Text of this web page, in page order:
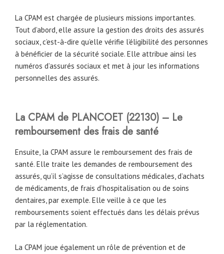
La CPAM est chargée de plusieurs missions importantes.
Tout d’abord, elle assure la gestion des droits des assurés
sociaux, c’est-à-dire qu’elle vérifie l’éligibilité des personnes
à bénéficier de la sécurité sociale. Elle attribue ainsi les
numéros d’assurés sociaux et met à jour les informations
personnelles des assurés.
La CPAM de PLANCOET (22130) – Le
remboursement des frais de santé
Ensuite, la CPAM assure le remboursement des frais de
santé. Elle traite les demandes de remboursement des
assurés, qu’il s’agisse de consultations médicales, d’achats
de médicaments, de frais d’hospitalisation ou de soins
dentaires, par exemple. Elle veille à ce que les
remboursements soient effectués dans les délais prévus
par la réglementation.
La CPAM joue également un rôle de prévention et de